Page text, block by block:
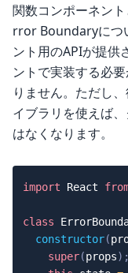
関数コンポーネン
rror Boundaryにつ
ント用のAPIが提供
ントで実装する必
りません。ただし
イブラリを使えば
はなくなります。
import React
class
constructor(
super(props) ;